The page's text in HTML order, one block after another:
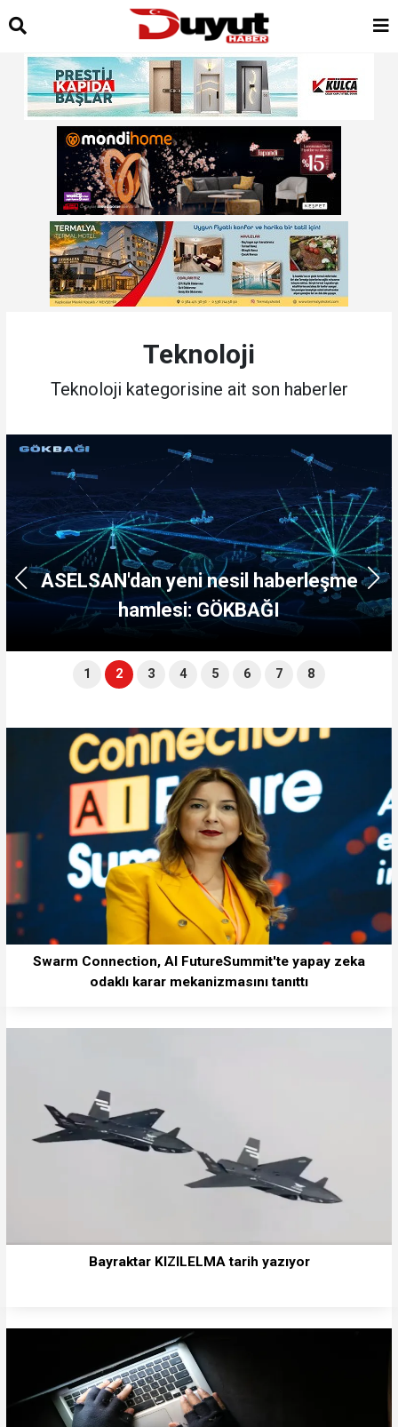
Teknoloji
Teknoloji kategorisine ait son haberler
ASELSAN'dan yeni nesil haberleşme
hamlesi: GÖKBAĞI
1 2 3 4 5 6 7 8
Swarm Connection, AI FutureSummit'te yapay zeka
odaklı karar mekanizmasını tanıttı
Bayraktar KIZILELMA tarih yazıyor